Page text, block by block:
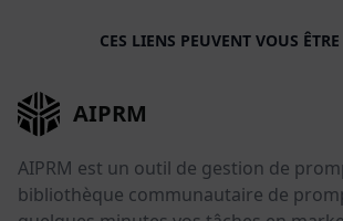
CES LIENS PEUVENT VOUS
AIPRM
AIPRM est un outil de gestion de
bibliothèque communautaire de